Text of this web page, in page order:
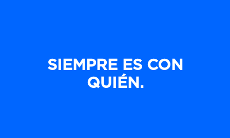
SIEMPRE ES CON
QUIÉN.